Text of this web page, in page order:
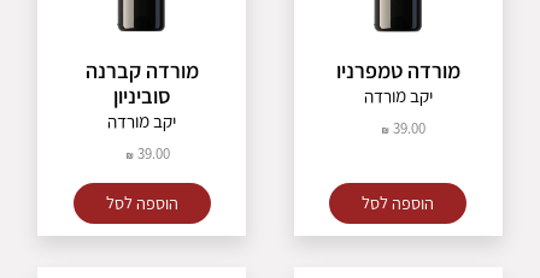
מורדה טמפרניו
יקב מורדה
39.00
הוספה לסל
מורדה קברנה
סוביניון
יקב מורדה
39.00
הוספה לסל